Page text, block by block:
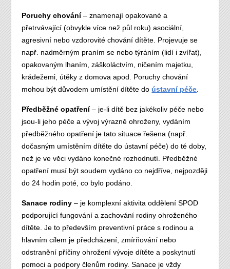
Poruchy chování– znamenají opakované a
přetrvávající (obvykle více než půl roku) asociální,
agresivní nebo vzdorovité chování dítěte. Projevuje se
např. nadměrným praním se nebo týráním (lidí i zvířat),
opakovaným lhaním, záškoláctvím, ničením majetku,
krádežemi, útěky z domova apod. Poruchy chování
mohou být důvodem umístění dítěte doústavní péče
Předběžné opatření– je-li dítě bez jakékoliv péče nebo
jsou-li jeho péče a vývoj výrazně ohroženy, vydáním
předběžného opatření je tato situace řešena (např.
dočasným umístěním dítěte do ústavní péče) do té doby,
než je ve věci vydáno konečné rozhodnutí. Předběžné
opatření musí být soudem vydáno co nejdříve, nejpozději
do 24 hodin poté, co bylo podáno.
Sanace rodiny – je komplexní aktivita oddělení SPOD
podporující fungování a zachování rodiny ohroženého
dítěte. Je to především preventivní práce s rodinou a
hlavním cílem je předcházení, zmírňování nebo
odstranění příčiny ohrožení vývoje dítěte a poskytnutí
pomoci a podpory členům rodiny. Sanace je vždy